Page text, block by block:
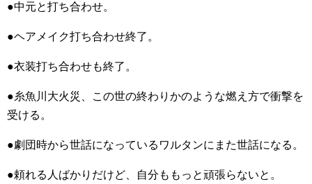
●中元と打ち合わせ。
●ヘアメイク打ち合わせ終了。
●衣装打ち合わせも終了。
●糸魚川大火災、この世の終わりかのような燃え方で衝撃を
受ける。
●劇団時から世話になっているワルタンにまた世話になる。
●頼れる人ばかりだけど、自分ももっと頑張らないと。